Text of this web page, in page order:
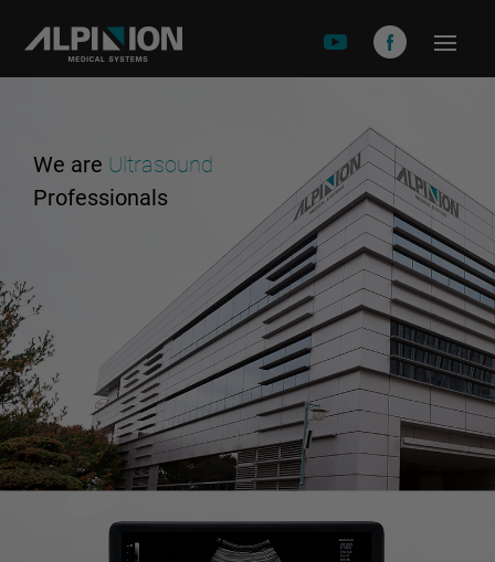
關於安倍影
產品介紹
X-CUBE i9
X-CUBE i8
E-CUEB 8 Series
minisono
活動資訊
We are Ultrasound
Professionals